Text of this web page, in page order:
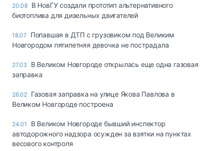
20.08 В НовГУ создали прототип альтернативного
биотоплива для дизельных двигателей
18.07
Попавшая в ДТП с грузовиком под Великим
Новгородом пятилетняя девочка не пострадала
27.03
В Великом Новгороде открылась еще одна газовая
заправка
26.02 Газовая заправка на улице Якова Павлова в
Великом Новгороде построена
24.01
В Великом Новгороде бывший инспектор
автодорожного надзора осужден за взятки на пунктах
весового контроля